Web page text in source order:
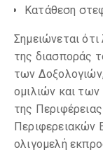
Κατάθεση
Σημειώνεται
της διασποράς
των
ομιλιών και
της
Περιφερειακών
ολιγομελή